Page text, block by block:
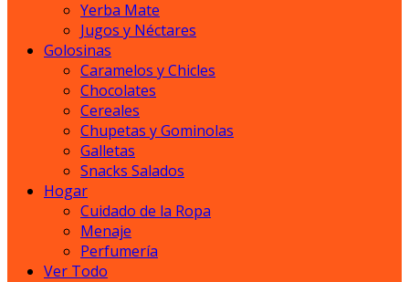
Yerba Mate
Jugos y Néctares
Golosinas
Caramelos y Chicles
Chocolates
Cereales
Chupetas y Gominolas
Galletas
Snacks Salados
Hogar
Cuidado de la Ropa
Menaje
Perfumería
Ver Todo